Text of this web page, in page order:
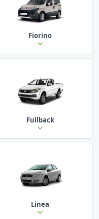
Fiorino
Fullback
Linea